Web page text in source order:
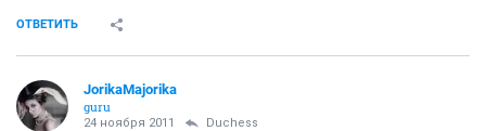
ОТВЕТИТЬ
JorikaMajorika
guru
24 ноября 2011 Duchess